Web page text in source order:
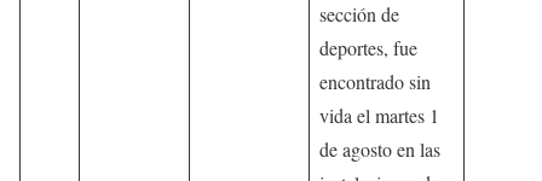
sección de
deportes, fue
encontrado sin
vida el martes 1
de agosto en las